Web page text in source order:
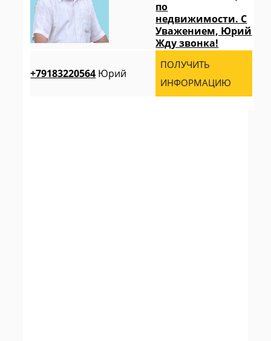
по
недвижимости. С
Уважением, Юрий
Жду звонка!
+79183220564 Юрий
ПОЛУЧИТЬ
ИНФОРМАЦИЮ